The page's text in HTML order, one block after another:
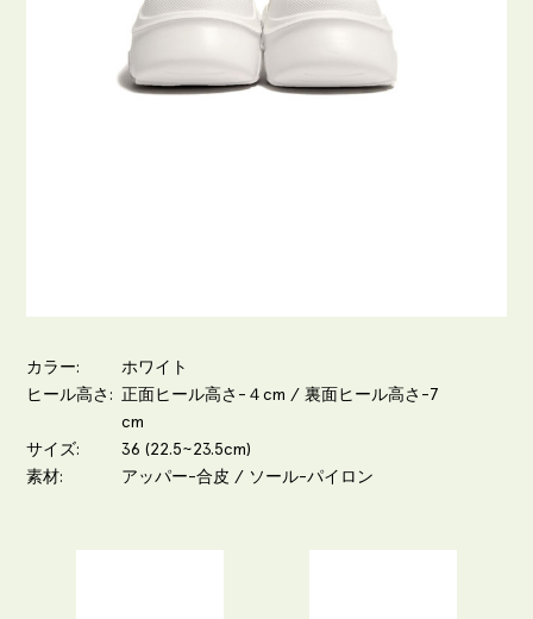
カラー
ホワイト
ヒール高さ
正面ヒール高さ-４cm / 裏面ヒール高さ-7
cm
サイズ
36 (22.5~23.5cm)
素材
アッパー-合皮 / ソール-パイロン